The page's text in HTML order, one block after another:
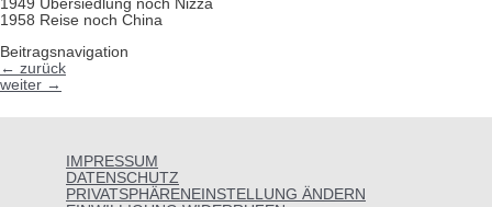
1949 Über­siedlung noch Nizza
1958 Reise noch China
Beitragsnavigation
← zurück
weiter →
IMPRESSUM
DATENSCHUTZ
PRIVATSPHÄRENEINSTELLUNG ÄNDERN